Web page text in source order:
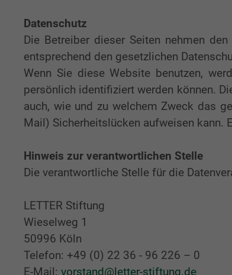
Datenschutz
Die Betreiber dieser Seiten nehmen
entsprechend den gesetzlichen
Wenn Sie diese Website benutzen,
persönlich identifiziert werden können.
auch, wie und zu welchem Zweck das
Mail) Sicherheitslücken aufweisen kann.
Hinweis zur verantwortlichen Stelle
Die verantwortliche Stelle für die
LETTER Stiftung
Wieselweg 1
50996 Köln
Telefon: +49 (0) 22 36 - 96 226 – 0
E-Mail: vorstand@letter-stiftung.de